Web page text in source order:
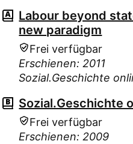
Labour beyond
new paradigm
Frei verfügbar
Erschienen: 2011
Sozial.Geschichte
Sozial.Geschichte
Frei verfügbar
Erschienen: 2009